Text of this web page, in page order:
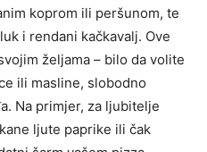
koprom ili peršunom, te
i rendani kačkavalj. Ove
željama – bilo da volite
ili masline, slobodno
Na primjer, za ljubitelje
ljute paprike ili čak